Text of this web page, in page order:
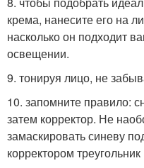
крема, нанесите его на
насколько он подходит
освещении.
9. тонируя лицо, не
10. запомните правило:
затем корректор. Не
замаскировать синеву
корректором